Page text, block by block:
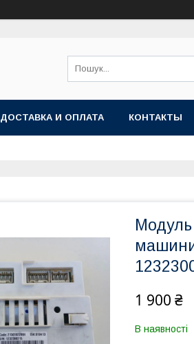
ДОСТАВКА И ОПЛАТА КОНТАКТЫ
Модуль
1 900 ₴
В наявності